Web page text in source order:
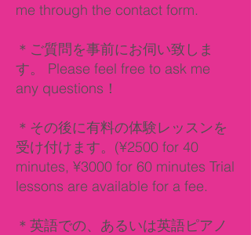
me through the contact form.
＊ご質問を事前にお伺い致しま
す。 Please feel free to ask me
any questions！
＊その後に有料の体験レッスンを
受け付けます。(¥2500 for 40
minutes, ¥3000 for 60 minutes Trial
lessons are available for a fee.
＊英語での、あるいは英語ピアノ